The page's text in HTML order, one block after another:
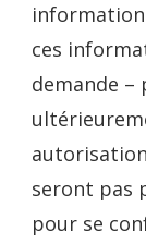
ces
demande
seront pas
pour se